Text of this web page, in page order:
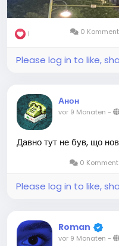
1 0
Please log in to like,
Анон
vor 9 Monaten -
Давно тут не був, що
0
Please log in to like,
Roman
vor 9 Monaten -